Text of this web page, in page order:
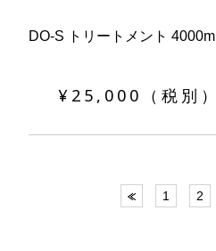
DO-S トリートメント 4000ml
¥25,000（税別）
1 2